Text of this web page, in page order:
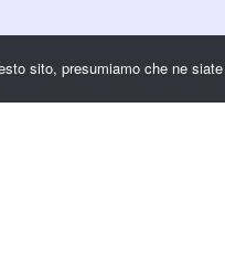
sito, presumiamo che ne